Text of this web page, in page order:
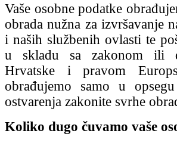
Vaše osobne podatke
obrada nužna za izvršavanje
i naših službenih ovlasti te
u skladu sa zakonom ili
Hrvatske i pravom
obrađujemo samo u
ostvarenja zakonite svrhe
Koliko dugo čuvamo vaše